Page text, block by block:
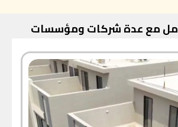
مع عدة شركات ومؤسسات